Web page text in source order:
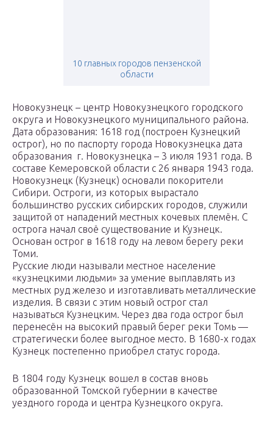
10 главных городов пензенской
области
Новокузнецк – центр Новокузнецкого городского
округа и Новокузнецкого муниципального района.
Дата образования: 1618 год (построен Кузнецкий
острог), но по паспорту города Новокузнецка дата
образования г. Новокузнецка – 3 июля 1931 года. В
составе Кемеровской области с 26 января 1943 года.
Новокузнецк (Кузнецк) основали покорители
Сибири. Остроги, из которых вырастало
большинство русских сибирских городов, служили
защитой от нападений местных кочевых племён. С
острога начал своё существование и Кузнецк.
Основан острог в 1618 году на левом берегу реки
Томи.
Русские люди называли местное население
«кузнецкими людьми» за умение выплавлять из
местных руд железо и изготавливать металлические
изделия. В связи с этим новый острог стал
называться Кузнецким. Через два года острог был
перенесён на высокий правый берег реки Томь —
стратегически более выгодное место. В 1680-х годах
Кузнецк постепенно приобрел статус города.
В 1804 году Кузнецк вошел в состав вновь
образованной Томской губернии в качестве
уездного города и центра Кузнецкого округа.